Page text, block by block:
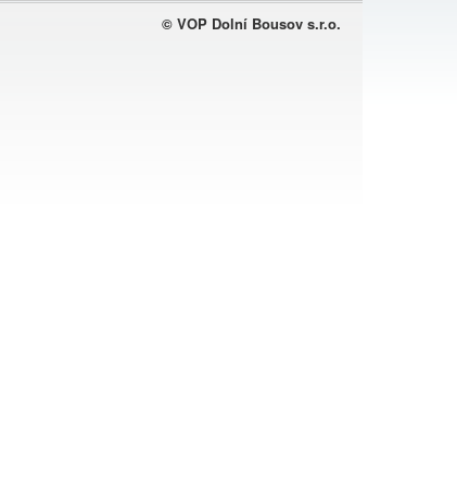
© VOP Dolní Bousov s.r.o.